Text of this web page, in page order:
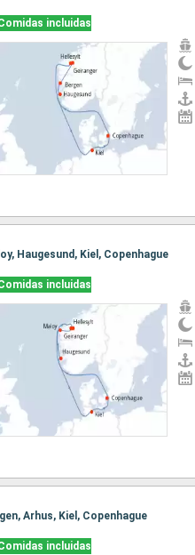
incluidas
Haugesund, Kiel, Copenhague
incluidas
Arhus, Kiel, Copenhague
incluidas